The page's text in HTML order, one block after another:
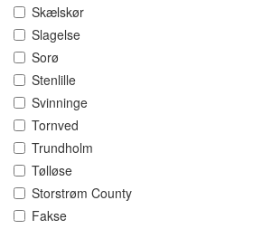
Skælskør
Slagelse
Sorø
Stenlille
Svinninge
Tornved
Trundholm
Tølløse
Storstrøm County
Fakse